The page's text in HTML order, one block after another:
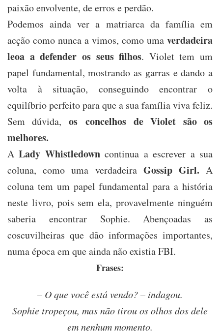
paixão envolvente, de erros e perdão.
Podemos ainda ver a matriarca da família em
acção como nunca a vimos, como uma verdadeira
leoa a defender os seus filhos. Violet tem um
papel fundamental, mostrando as garras e dando a
volta à situação, conseguindo encontrar o
equilíbrio perfeito para que a sua família viva feliz.
Sem dúvida, os concelhos de Violet são os
melhores.
A Lady Whistledowncontinua a escrever a sua
coluna, como uma verdadeira Gossip Girl. A
coluna tem um papel fundamental para a história
neste livro, pois sem ela, provavelmente ninguém
saberia encontrar Sophie. Abençoadas as
coscuvilheiras que dão informações importantes,
numa época em que ainda não existia FBI.
Frases:
– O que você está vendo? – indagou.
Sophie tropeçou, mas não tirou os olhos dos dele
em nenhum momento.